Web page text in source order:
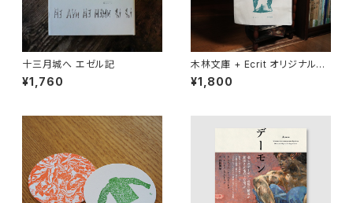
十三月城へ エゼル記
¥1,760
木林文庫 + Ecrit オリジナルト
ートバッグ
¥1,800